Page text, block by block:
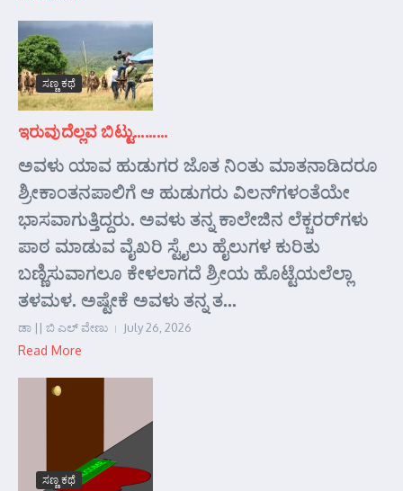
ಸಣ್ಣ ಕಥೆ
ಇರುವುದೆಲ್ಲವ ಬಿಟ್ಟು………
ಅವಳು ಯಾವ ಹುಡುಗರ ಜೊತ ನಿಂತು ಮಾತನಾಡಿದರೂ
ಶ್ರೀಕಾಂತನಪಾಲಿಗೆ ಆ ಹುಡುಗರು ವಿಲನ್‌ಗಳಂತೆಯೇ
ಭಾಸವಾಗುತ್ತಿದ್ದರು. ಅವಳು ತನ್ನ ಕಾಲೇಜಿನ ಲೆಕ್ಚರರ್‌ಗಳು
ಪಾಠ ಮಾಡುವ ವೈಖರಿ ಸ್ಟೈಲು ಹೈಲುಗಳ ಕುರಿತು
ಬಣ್ಣಿಸುವಾಗಲೂ ಕೇಳಲಾಗದೆ ಶ್ರೀಯ ಹೊಟ್ಟೆಯಲೆಲ್ಲಾ
ತಳಮಳ. ಅಷ್ಟೇಕೆ ಅವಳು ತನ್ನ ತ...
ಡಾ || ಬಿ ಎಲ್ ವೇಣು July 26, 2026
Read More
ಸಣ್ಣ ಕಥೆ